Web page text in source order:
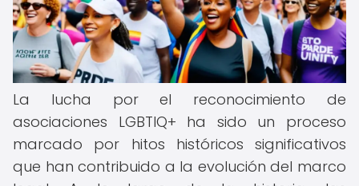
La lucha por el reconocimiento de
asociaciones LGBTIQ+ ha sido un proceso
marcado por hitos históricos significativos
que han contribuido a la evolución del marco